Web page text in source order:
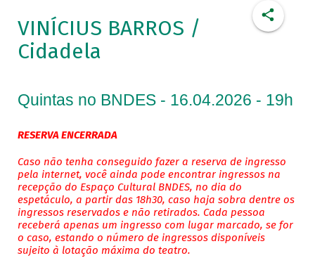
VINÍCIUS BARROS /
Cidadela
Quintas no BNDES - 16.04.2026 - 19h
RESERVA ENCERRADA
Caso não tenha conseguido fazer a reserva de ingresso
pela internet, você ainda pode encontrar ingressos na
recepção do Espaço Cultural BNDES, no dia do
espetáculo, a partir das 18h30, caso haja sobra dentre os
ingressos reservados e não retirados. Cada pessoa
receberá apenas um ingresso com lugar marcado, se for
o caso, estando o número de ingressos disponíveis
sujeito à lotação máxima do teatro.